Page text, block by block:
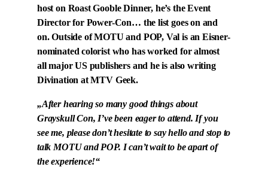
host on Roast Gooble Dinner, he’s the Event
Director for Power-Con… the list goes on and
on. Outside of MOTU and POP, Val is an Eisner-
nominated colorist who has worked for almost
all major US publishers and he is also writing
Divination at MTV Geek.
„After hearing so many good things about
Grayskull Con, I’ve been eager to attend. If you
see me, please don’t hesitate to say hello and stop to
talk MOTU and POP. I can’t wait to be apart of
the experience!“